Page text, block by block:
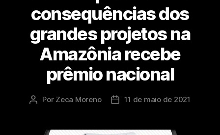
consequências dos
grandes projetos na
Amazônia recebe
prêmio nacional
Por Zeca Moreno 11 de maio de 2021